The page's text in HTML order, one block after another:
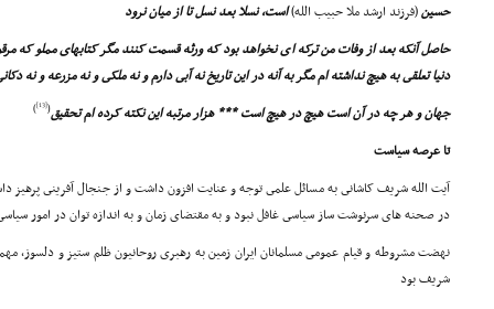
حسین(فرزند ارشد ملا حبیب الله)است، نسلا بعد نسل تا از میان نرود
حاصل آنکه بعد از وفات من ترکه اى نخواهد بود که ورثه قسمت کنند مگر کتابهاى مملو
دنیا تعلقى به هیچ نداشته ام مگر به آنه در این تاریخ نه آبى دارم و نه ملکى و نه مزرعه و نه
جهان و هر چه در آن است هیچ در هیچ است *** هزار مرتبه این نکته کرده ام تحقیق(
[13]
)
تا عرصه سیاست
آیت الله شریف کاشانى به مسائل علمى توجه و عنایت افزون داشت و از جنجال آفرینى پرهیز
در صحنه هاى سرنوشت ساز سیاسى غافل نبود و به مقتضاى زمان و به اندازه توان در امور
نهضت مشروطه و قیام عمومى مسلمانان ایران زمین به رهبرى روحانیون ظلم ستیز و دلسوز،
شریف بود